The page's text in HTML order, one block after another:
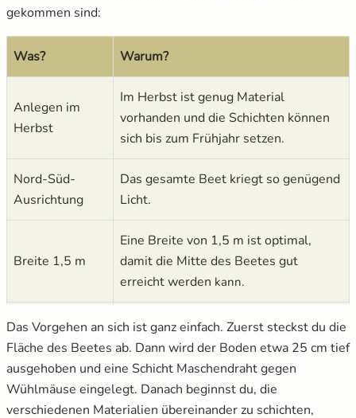
gekommen sind:
Was? Warum?
Anlegen im
Herbst
Im Herbst ist genug Material
vorhanden und die Schichten können
sich bis zum Frühjahr setzen.
Nord-Süd-
Ausrichtung
Das gesamte Beet kriegt so genügend
Licht.
Breite 1,5 m
Eine Breite von 1,5 m ist optimal,
damit die Mitte des Beetes gut
erreicht werden kann.
In die Breite
statt in die
Höhe gehen
Je höher du das Beet anlegst, desto
weniger Erde rutscht an den Seiten
von den Hängen.
Das Vorgehen an sich ist ganz einfach. Zuerst steckst du die
Fläche des Beetes ab. Dann wird der Boden etwa 25 cm tief
ausgehoben und eine Schicht Maschendraht gegen
Wühlmäuse eingelegt. Danach beginnst du, die
verschiedenen Materialien übereinander zu schichten,